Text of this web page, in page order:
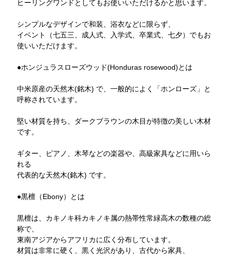
ヒーリングワンドとしてもお使いいただけるかと思います。
シンプルなデザインで和装、浴衣などに限らず、
イベント（七五三、成人式、入学式、卒業式、七夕）でもお
使いいただけます。
●ホンジュラスローズウッド(Honduras rosewood)とは
中米原産の天然木(銘木) で、一般的によく「ホンローズ」と
呼称されています。
堅い材質を持ち、ダークブラウンの木目が特徴の美しい木材
です。
ギター、ピアノ、木琴などの楽器や、高級家具などに用いら
れる
代表的な天然木(銘木) です。
●黒檀（Ebony）とは
黒檀は、カキノキ科カキノキ属の熱帯性常緑高木の数種の総
称で、
東南アジアからアフリカに広く分布しています。
材質は非常に硬く、黒く光沢があり、古代から家具、